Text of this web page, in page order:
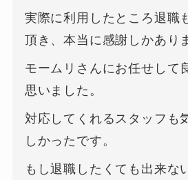
実際に利用したところ退職
頂き、本当に感謝しかあり
モームリさんにお任せして
思いました。
対応してくれるスタッフも
しかったです。
もし退職したくても出来な